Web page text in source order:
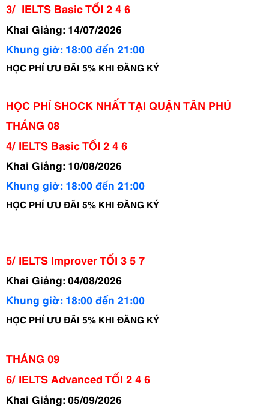
3/  IELTS Basic TỐI 2 4 6
Khai Giảng: 14/07/2026
Khung giờ: 18:00 đến 21:00
HỌC PHÍ ƯU ĐÃI 5% KHI ĐĂNG KÝ
HỌC PHÍ SHOCK NHẤT TẠI QUẬN TÂN PHÚ
THÁNG 08
4/ IELTS Basic TỐI 2 4 6
Khai Giảng: 10/08/2026
Khung giờ: 18:00 đến 21:00
HỌC PHÍ ƯU ĐÃI 5% KHI ĐĂNG KÝ
5/ IELTS Improver TỐI 3 5 7
Khai Giảng: 04/08/2026
Khung giờ: 18:00 đến 21:00
HỌC PHÍ ƯU ĐÃI 5% KHI ĐĂNG KÝ
THÁNG 09
6/ IELTS Advanced TỐI 2 4 6
Khai Giảng: 05/09/2026